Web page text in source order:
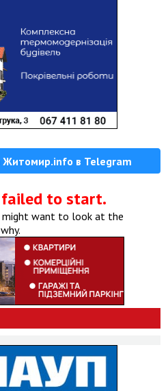
Житомир.info в Telegram
failed to start.
might want to look at the